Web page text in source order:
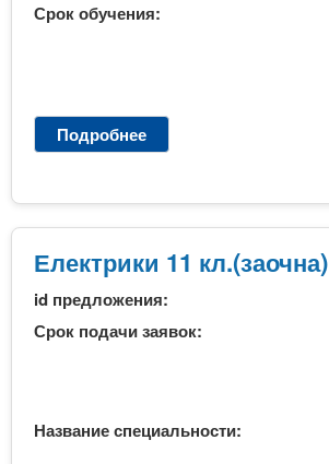
Срок обучения:
Подробнее
Е
е
к
т
р
о
п
а
ч
Електрики 11 кл.(заочна)
id предложения:
Срок подачи заявок:
Название специальности: